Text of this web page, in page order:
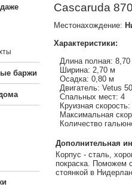
баржи
Cascaruda
Местонахождение:
Характеристики:
Длина полная:
Ширина: 2,70 м
Осадка: 0,80 м
Двигатель: Vetus
Спальных мест: 4
Круизная
Максимальная
Количество
Дополнительная
Корпус - сталь,
покраска. Поможем
стоянкой в